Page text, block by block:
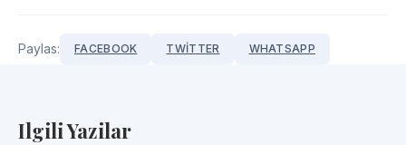
Paylas: FACEBOOK TWITTER WHATSAPP
Ilgili Yazilar